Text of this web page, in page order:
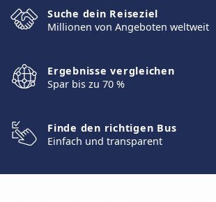
Suche dein Reiseziel
Millionen von Angeboten weltweit
Ergebnisse vergleichen
Spar bis zu 70 %
Finde den richtigen Bus
Einfach und transparent